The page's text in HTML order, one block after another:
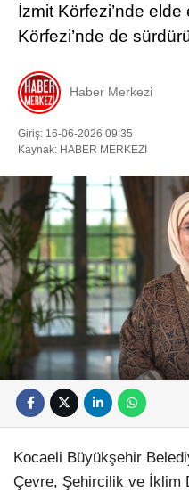
İzmit Körfezi’nde elde
Körfezi’nde de
Haber Merkezi
Giriş: 16-06-2026 09:35
Kaynak: HABER MERKEZI
Kocaeli Büyükşehir
Çevre, Şehircilik ve İklim